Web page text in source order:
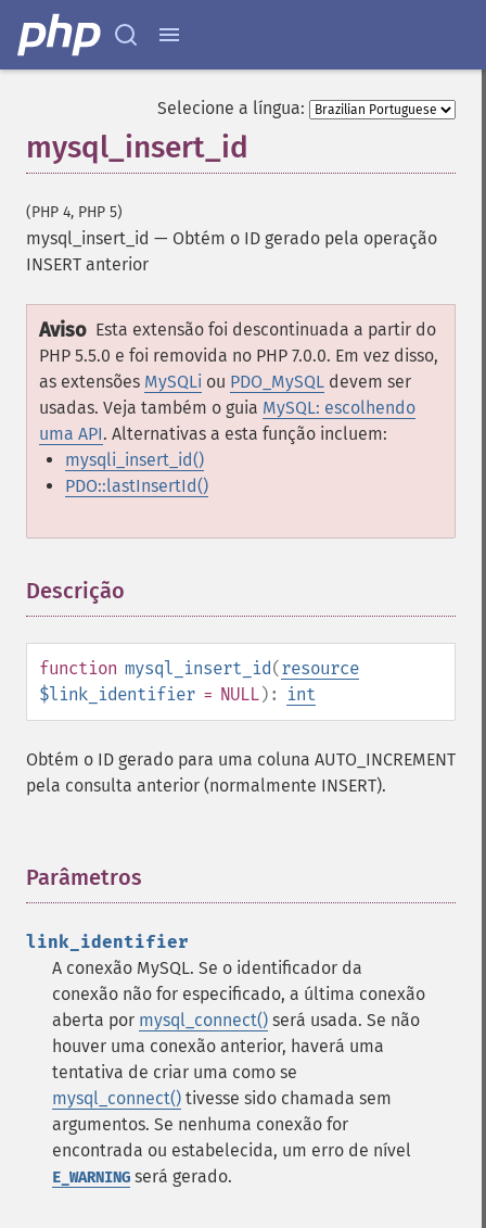
Selecione a língua:
mysql_insert_id
(PHP 4, PHP 5)
mysql_insert_id — Obtém o ID gerado pela operação
INSERT anterior
Aviso Esta extensão foi descontinuada a partir do
PHP 5.5.0 e foi removida no PHP 7.0.0. Em vez disso,
as extensões MySQLi ou PDO_MySQL devem ser
usadas. Veja também o guia MySQL: escolhendo
uma API. Alternativas a esta função incluem:
mysqli_insert_id()
PDO::lastInsertId()
Descrição
function mysql_insert_id(resource
$link_identifier = NULL): int
Obtém o ID gerado para uma coluna AUTO_INCREMENT
pela consulta anterior (normalmente INSERT).
Parâmetros
link_identifier
A conexão MySQL. Se o identificador da
conexão não for especificado, a última conexão
aberta por mysql_connect() será usada. Se não
houver uma conexão anterior, haverá uma
tentativa de criar uma como se
mysql_connect() tivesse sido chamada sem
argumentos. Se nenhuma conexão for
encontrada ou estabelecida, um erro de nível
E_WARNING será gerado.